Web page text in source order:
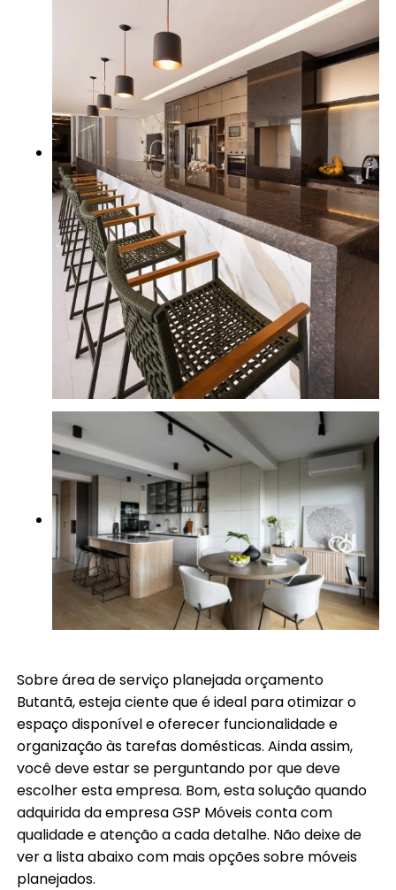
Sobre área de serviço planejada orçamento
Butantã, esteja ciente que é ideal para otimizar o
espaço disponível e oferecer funcionalidade e
organização às tarefas domésticas. Ainda assim,
você deve estar se perguntando por que deve
escolher esta empresa. Bom, esta solução quando
adquirida da empresa GSP Móveis conta com
qualidade e atenção a cada detalhe. Não deixe de
ver a lista abaixo com mais opções sobre móveis
planejados.